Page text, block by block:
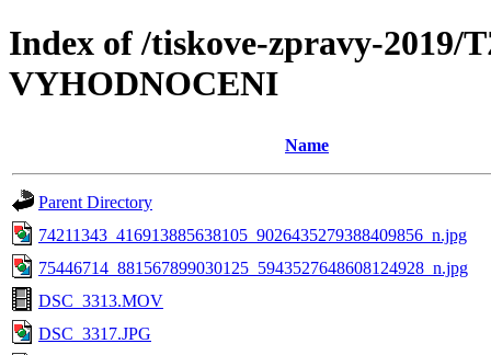
Index of /tiskove-zpravy-2019/
VYHODNOCENI
Name
Parent Directory
74211343_416913885638105_9026435279388409856_n.jpg
75446714_881567899030125_5943527648608124928_n.jpg
DSC_3313.MOV
DSC_3317.JPG